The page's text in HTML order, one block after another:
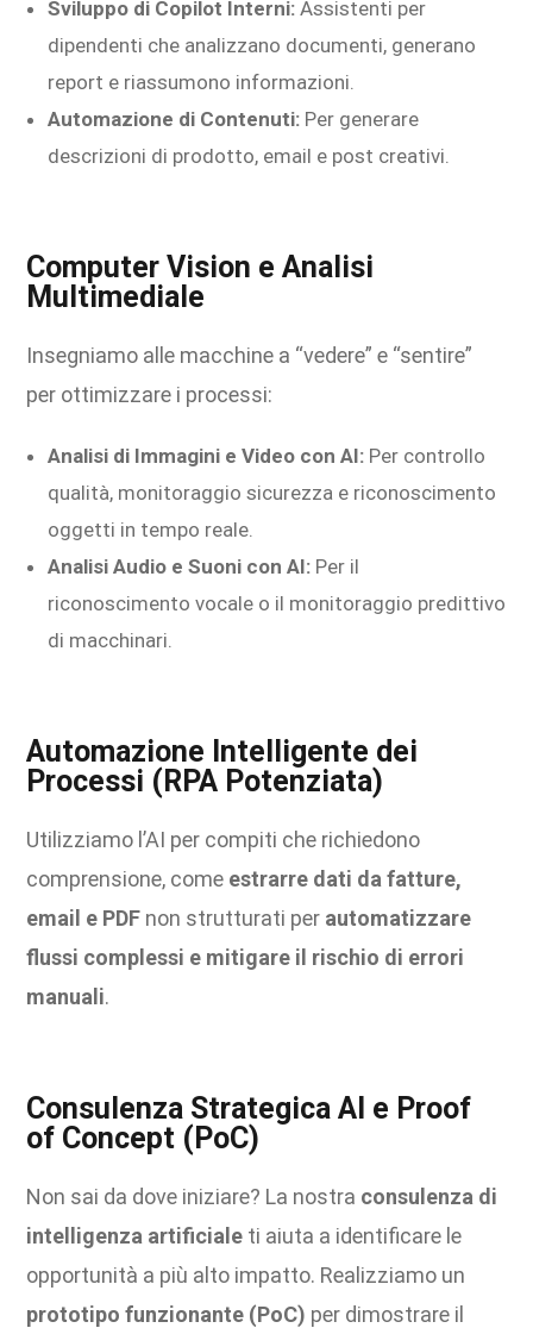
Sviluppo di Copilot Interni: Assistenti per
dipendenti che analizzano documenti, generano
report e riassumono informazioni.
Automazione di Contenuti: Per generare
descrizioni di prodotto, email e post creativi.
Computer Vision e Analisi
Multimediale
Insegniamo alle macchine a “vedere” e “sentire”
per ottimizzare i processi:
Analisi di Immagini e Video con AI: Per controllo
qualità, monitoraggio sicurezza e riconoscimento
oggetti in tempo reale.
Analisi Audio e Suoni con AI: Per il
riconoscimento vocale o il monitoraggio predittivo
di macchinari.
Automazione Intelligente dei
Processi (RPA Potenziata)
Utilizziamo l’AI per compiti che richiedono
comprensione, come estrarre dati da fatture,
email e PDF non strutturati per automatizzare
flussi complessi e mitigare il rischio di errori
manuali.
Consulenza Strategica AI e Proof
of Concept (PoC)
Non sai da dove iniziare? La nostra consulenza di
intelligenza artificiale ti aiuta a identificare le
opportunità a più alto impatto. Realizziamo un
prototipo funzionante (PoC) per dimostrare il